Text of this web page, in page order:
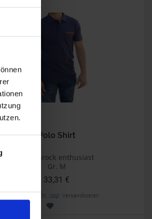
Polo Shirt
Siebenrock enthusiast
Gr. M
33,31 €
inkl. ges. USt., zzgl. Versandkosten